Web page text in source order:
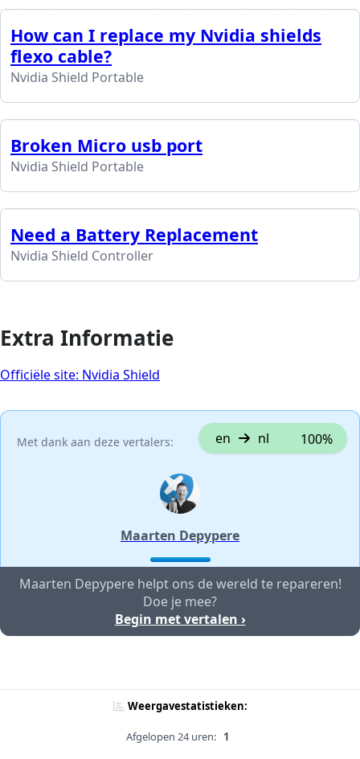
How can I replace my Nvidia shields
flexo cable?
Nvidia Shield Portable
Broken Micro usb port
Nvidia Shield Portable
Need a Battery Replacement
Nvidia Shield Controller
Extra Informatie
Officiële site: Nvidia Shield
Met dank aan deze vertalers: en nl 100%
Maarten Depypere
Maarten Depypere helpt ons de wereld te repareren!
Doe je mee?
Begin met vertalen ›
Weergavestatistieken:
Afgelopen 24 uren: 1